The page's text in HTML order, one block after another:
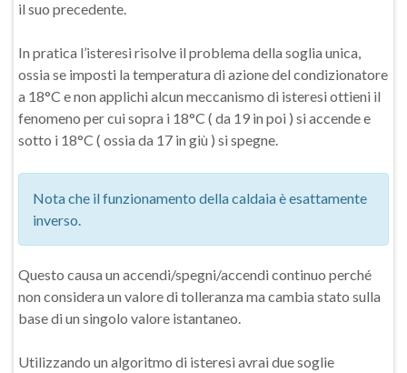
il suo precedente.
In pratica l’isteresi risolve il problema della soglia unica,
ossia se imposti la temperatura di azione del condizionatore
a 18°C e non applichi alcun meccanismo di isteresi ottieni il
fenomeno per cui sopra i 18°C ( da 19 in poi ) si accende e
sotto i 18°C ( ossia da 17 in giù ) si spegne.
Nota che il funzionamento della caldaia è esattamente
inverso.
Questo causa un accendi/spegni/accendi continuo perché
non considera un valore di tolleranza ma cambia stato sulla
base di un singolo valore istantaneo.
Utilizzando un algoritmo di isteresi avrai due soglie